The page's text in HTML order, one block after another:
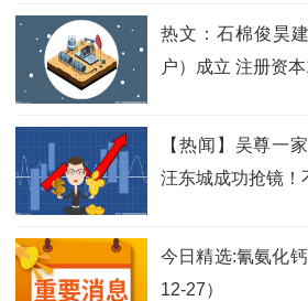
热文：石棉俊昊
户）成立 注册资
【热闻】吴尊一
汪东城成功抢镜！
今日精选:氰氨化
12-27）